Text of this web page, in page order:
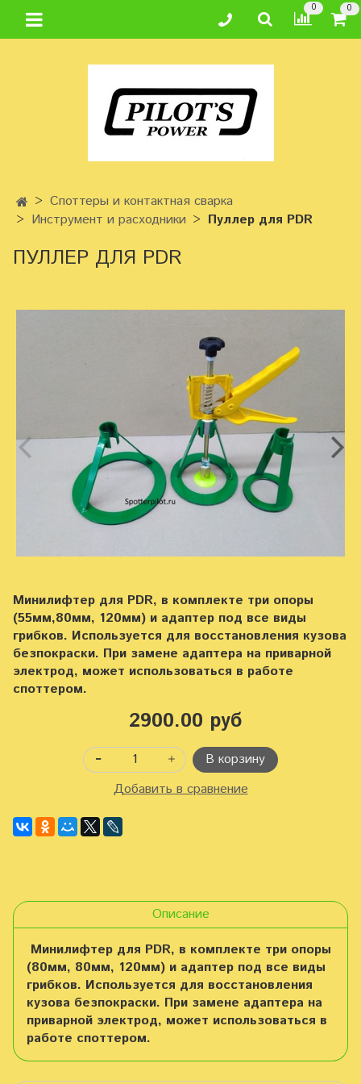
0 0
Споттеры и контактная сварка
Инструмент и расходники
Пуллер для PDR
ПУЛЛЕР ДЛЯ PDR
Минилифтер для PDR, в комплекте три опоры
(55мм,80мм, 120мм) и адаптер под все виды
грибков. Используется для восстановления кузова
безпокраски. При замене адаптера на приварной
электрод, может использоваться в работе
споттером.
2900.00 руб
В корзину
Добавить в сравнение
Описание
Минилифтер для PDR, в комплекте три опоры
(80мм, 80мм, 120мм) и адаптер под все виды
грибков. Используется для восстановления
кузова безпокраски. При замене адаптера на
приварной электрод, может использоваться в
работе споттером.